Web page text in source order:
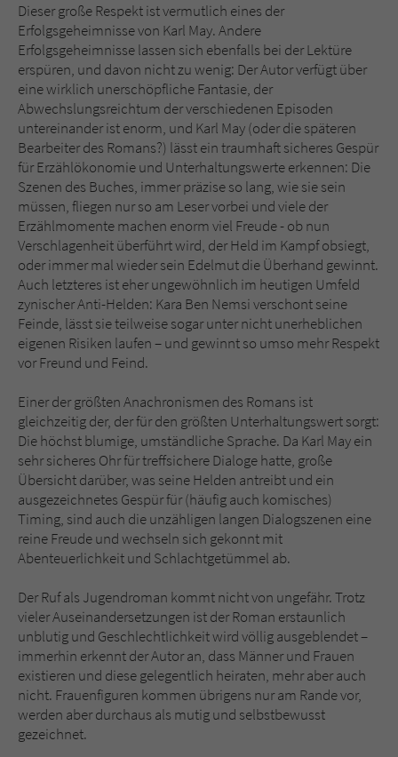
Dieser große Respekt ist vermutlich eines der
Erfolgsgeheimnisse von Karl May. Andere
Erfolgsgeheimnisse lassen sich ebenfalls bei der Lektüre
erspüren, und davon nicht zu wenig: Der Autor verfügt über
eine wirklich unerschöpfliche Fantasie, der
Abwechslungsreichtum der verschiedenen Episoden
untereinander ist enorm, und Karl May (oder die späteren
Bearbeiter des Romans?) lässt ein traumhaft sicheres Gespür
für Erzählökonomie und Unterhaltungswerte erkennen: Die
Szenen des Buches, immer präzise so lang, wie sie sein
müssen, fliegen nur so am Leser vorbei und viele der
Erzählmomente machen enorm viel Freude - ob nun
Verschlagenheit überführt wird, der Held im Kampf obsiegt,
oder immer mal wieder sein Edelmut die Überhand gewinnt.
Auch letzteres ist eher ungewöhnlich im heutigen Umfeld
zynischer Anti-Helden: Kara Ben Nemsi verschont seine
Feinde, lässt sie teilweise sogar unter nicht unerheblichen
eigenen Risiken laufen – und gewinnt so umso mehr Respekt
vor Freund und Feind.
Einer der größten Anachronismen des Romans ist
gleichzeitig der, der für den größten Unterhaltungswert sorgt:
Die höchst blumige, umständliche Sprache. Da Karl May ein
sehr sicheres Ohr für treffsichere Dialoge hatte, große
Übersicht darüber, was seine Helden antreibt und ein
ausgezeichnetes Gespür für (häufig auch komisches)
Timing, sind auch die unzähligen langen Dialogszenen eine
reine Freude und wechseln sich gekonnt mit
Abenteuerlichkeit und Schlachtgetümmel ab.
Der Ruf als Jugendroman kommt nicht von ungefähr. Trotz
vieler Auseinandersetzungen ist der Roman erstaunlich
unblutig und Geschlechtlichkeit wird völlig ausgeblendet –
immerhin erkennt der Autor an, dass Männer und Frauen
existieren und diese gelegentlich heiraten, mehr aber auch
nicht. Frauenfiguren kommen übrigens nur am Rande vor,
werden aber durchaus als mutig und selbstbewusst
gezeichnet.